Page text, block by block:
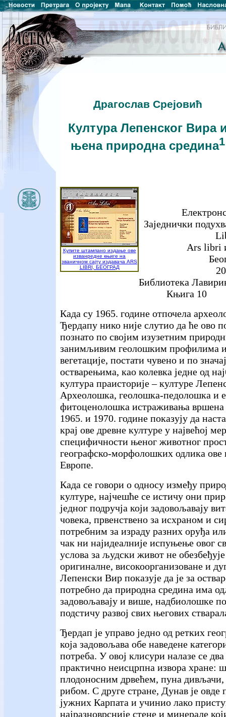
Драгослав Срејовић
Култура Лепенског Вира
њена природна средина1
Купите штампано издање ове
изванредне књиге на
званичном сајту издавача ARS
LIBRI, БЕОГРАД
Заједнички
Ars libri
Библиотека
Књига 10
Када су 1965. године отпочела
Ђердапу нико није слутио да ће ово
познато по својим изузетним
занимљивим геолошким профилима
вегетације, постати чувено и по
остварењима, као колевка једне од
култура праисторије – културе
Археолошка, геолошка-педолошка и
фитоценолошка истраживања
1965. и 1970. године показују да
крај ове древне културе у највећој
специфичности њеног животног
географско-морфолошких одлика ове
Европе.
Када се говори о односу између
културе, најчешће се истичу они
једног подручја који задовољавају
човека, првенствено за исхраном и
потребним за израду разних оруђа
чак ни најидеалније испуњење овог
услова за људски живот не
оригиналне, високоорганизоване и
Лепенски Вир показује да је за
потребно да природна средина има
задовољавају и више, надбиолошке
подстичу развој свих његових
Ђердап је управо једно од ретких
која задовољава обе наведене
потреба. У овој клисури налазе се
практично неисцрпна извора хране:
плодоносним дрвећем, пуна дивљачи,
рибом. С друге стране, Дунав је овде
јужних Карпата и учинио лако
најразноврсније стене и минерале